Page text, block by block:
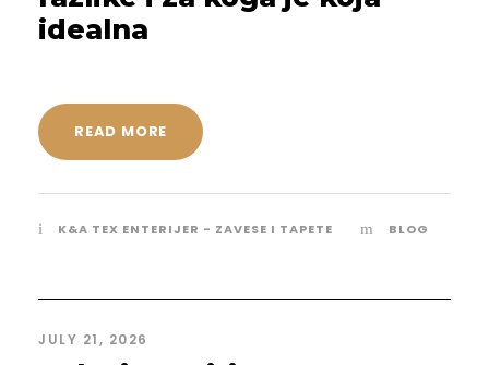
idealna
READ MORE
K&A TEX ENTERIJER - ZAVESE I TAPETE BLOG
JULY 21, 2026